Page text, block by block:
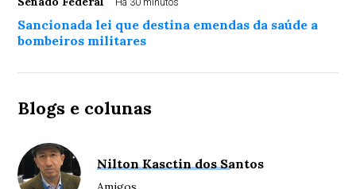
Sancionada lei que destina emendas da saúde a
bombeiros militares
Blogs e colunas
Nilton Kasctin dos Santos